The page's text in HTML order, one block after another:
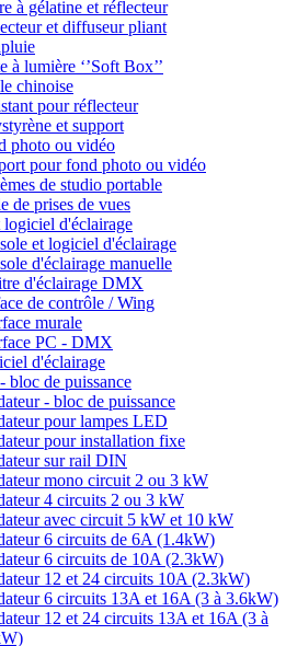
à gélatine et réflecteur
et diffuseur pliant
à lumière ‘’Soft Box’’
chinoise
pour réflecteur
et support
photo ou vidéo
pour fond photo ou vidéo
de studio portable
de prises de vues
logiciel d'éclairage
et logiciel d'éclairage
d'éclairage manuelle
d'éclairage DMX
de contrôle / Wing
murale
PC - DMX
d'éclairage
bloc de puissance
- bloc de puissance
pour lampes LED
pour installation fixe
sur rail DIN
mono circuit 2 ou 3 kW
4 circuits 2 ou 3 kW
avec circuit 5 kW et 10 kW
6 circuits de 6A (1.4kW)
6 circuits de 10A (2.3kW)
12 et 24 circuits 10A (2.3kW)
6 circuits 13A et 16A (3 à 3.6kW)
12 et 24 circuits 13A et 16A (3 à